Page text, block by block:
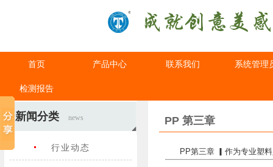
首页 产品中心 联系我们 系统管理
检测报告
新闻分类 news
行业动态
PP 第三章
PP第三章 ▎作为专业塑